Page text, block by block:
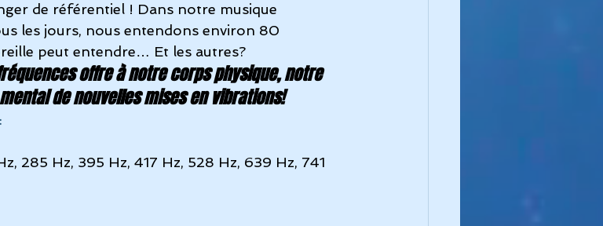
de référentiel ! Dans notre musique
les jours, nous entendons environ 80
peut entendre… Et les autres?
offre à notre corps physique, notre
de nouvelles mises en vibrations!
285 Hz, 395 Hz, 417 Hz, 528 Hz, 639 Hz, 741